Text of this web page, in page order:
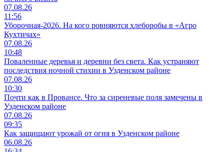
07.08.26
11:56
Уборочная-2026. На кого ровняются хлеборобы в «Агро
Кухтичах»
07.08.26
10:48
Поваленные деревья и деревни без света. Как устраняют
последствия ночной стихии в Узденском районе
07.08.26
10:30
Почти как в Провансе. Что за сиреневые поля замечены в
Узденском районе
07.08.26
09:35
Как защищают урожай от огня в Узденском районе
06.08.26